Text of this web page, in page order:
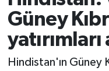
Güney
Hindistan'ın Güney